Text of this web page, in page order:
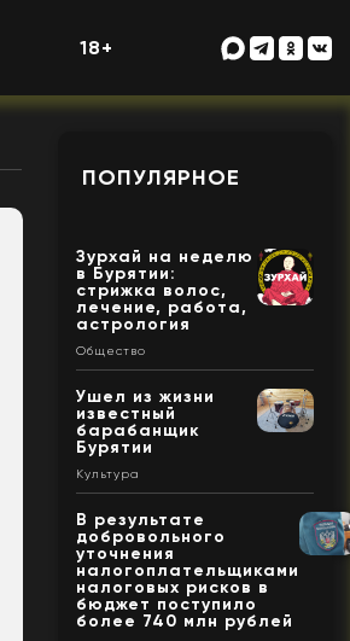
18+
ПОПУЛЯРНОЕ
Зурхай на неделю
в Бурятии:
стрижка волос,
лечение, работа,
астрология
Общество
Ушел из жизни
известный
барабанщик
Бурятии
Культура
В результате
добровольного
уточнения
налогоплательщиками
налоговых рисков в
бюджет поступило
более 740 млн рублей